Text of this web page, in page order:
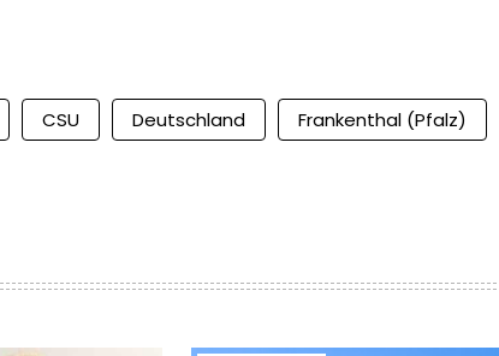
CSU Deutschland Frankenthal (Pfalz)